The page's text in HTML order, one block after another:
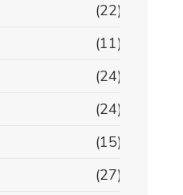
(22)
(11)
(24)
(24)
(15)
(27)